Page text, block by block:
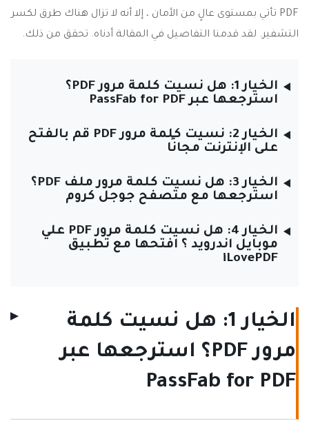
PDF تأتي بمستوى عالٍ من الأمان ، إلا أنه لا تزال هناك طرق لكسر
التشفير. لقد قدمنا التفاصيل في المقالة أدناه. تحقق من ذلك.
الخيار 1: هل نسيت كلمة مرور PDF؟
استرجعها عبر PassFab for PDF
الخيار 2: نسيت كلمة مرور PDF قم بالفتح
على الإنترنت مجانًا
الخيار 3: هل نسيت كلمة مرور ملف PDF؟
استرجعها مع متصفح جوجل كروم
الخيار 4: هل نسيت كلمة مرور PDF علي
موبايل اندرويد ؟ افتحها مع تطبيق
iLovePDF
الخيار 1: هل نسيت كلمة
مرور PDF؟ استرجعها عبر
PassFab for PDF